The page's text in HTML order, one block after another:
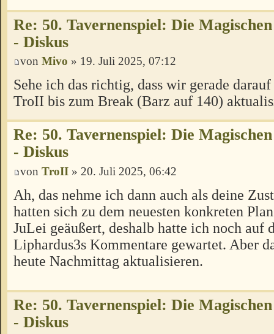
Re: 50. Tavernenspiel: Die
- Diskus
von Mivo » 19. Juli 2025, 07:12
Sehe ich das richtig, dass wir gerade darauf
TroII bis zum Break (Barz auf 140)
Re: 50. Tavernenspiel: Die
- Diskus
von TroII » 20. Juli 2025, 06:42
Ah, das nehme ich dann auch als deine
hatten sich zu dem neuesten konkreten
JuLei geäußert, deshalb hatte ich noch auf
Liphardus3s Kommentare gewartet. Aber
heute Nachmittag aktualisieren.
Re: 50. Tavernenspiel: Die
- Diskus